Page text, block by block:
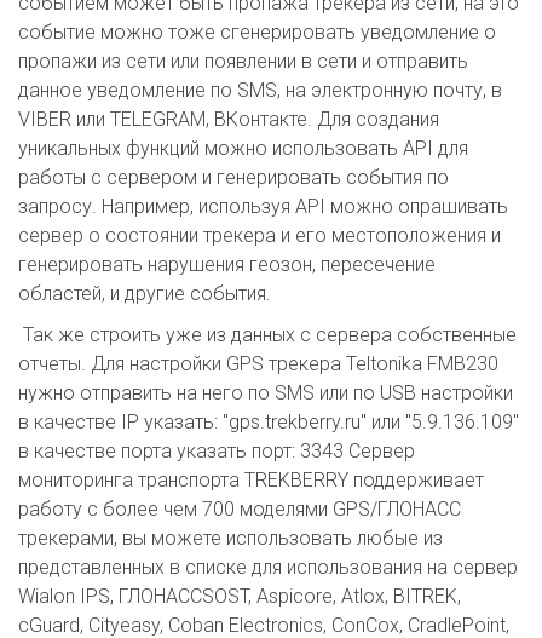
событие можно тоже сгенерировать уведомление о
пропажи из сети или появлении в сети и отправить
данное уведомление по SMS, на электронную почту, в
VIBER или TELEGRAM, ВКонтакте. Для создания
уникальных функций можно использовать API для
работы с сервером и генерировать события по
запросу. Например, используя API можно опрашивать
сервер о состоянии трекера и его местоположения и
генерировать нарушения геозон, пересечение
областей, и другие события.
Так же строить уже из данных с сервера собственные
отчеты. Для настройки GPS трекера Teltonika FMB230
нужно отправить на него по SMS или по USB настройки
в качестве IP указать: "gps.trekberry.ru" или "5.9.136.109"
в качестве порта указать порт: 3343 Сервер
мониторинга транспорта TREKBERRY поддерживает
работу с более чем 700 моделями GPS/ГЛОНАСС
трекерами, вы можете использовать любые из
представленных в списке для использования на сервер
Wialon IPS, ГЛОНАССSOST, Aspicore, Atlox, BITREK,
cGuard, Cityeasy, Coban Electronics, ConCox, CradlePoint,